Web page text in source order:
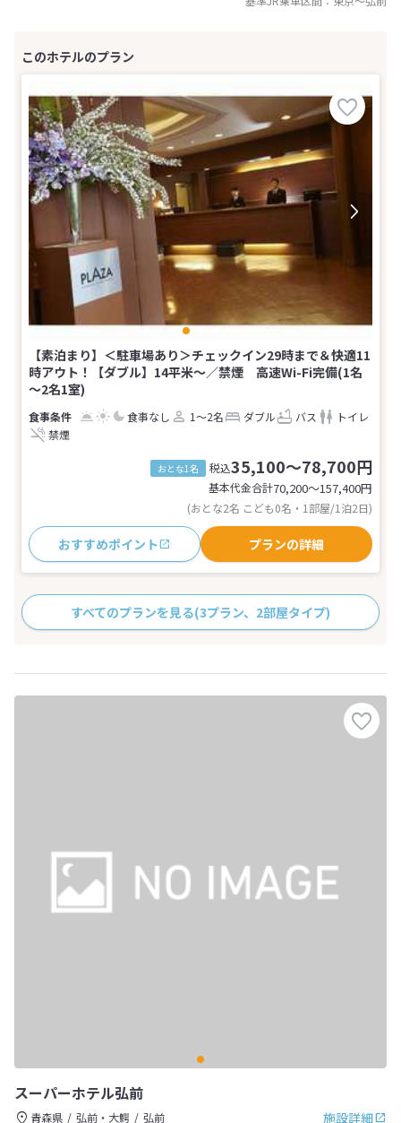
【素泊まり】＜駐車場あり＞チェックイン29時まで＆快適11
時アウト！【ダブル】14平米〜／禁煙 高速Wi-Fi完備(1名
～2名1室)
食事なし 1～2名 ダブル バス
トイレ
禁煙
おとな1名 税込35,100～78,700円
基本代金合計70,200〜157,400円
(おとな2名 こども0名・1部屋/1泊2日)
おすすめポイント プランの詳細
すべてのプランを見る(3プラン、2部屋タイプ)
スーパーホテル弘前
施設詳細
青森県 弘前・大鰐 弘前